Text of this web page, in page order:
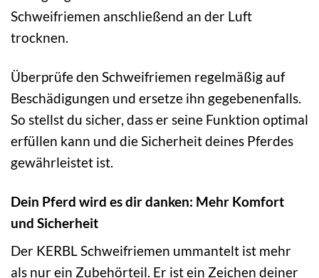
Schweifriemen anschließend an der Luft
trocknen.
Überprüfe den Schweifriemen regelmäßig auf
Beschädigungen und ersetze ihn gegebenenfalls.
So stellst du sicher, dass er seine Funktion optimal
erfüllen kann und die Sicherheit deines Pferdes
gewährleistet ist.
Dein Pferd wird es dir danken: Mehr Komfort
und Sicherheit
Der KERBL Schweifriemen ummantelt ist mehr
als nur ein Zubehörteil. Er ist ein Zeichen deiner